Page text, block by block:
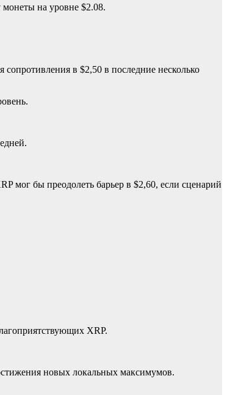
на уровне $2.08.
в $2,50 в последние несколько
мог бы преодолеть барьер в $2,60, если сценарий
XRP.
новых локальных максимумов.